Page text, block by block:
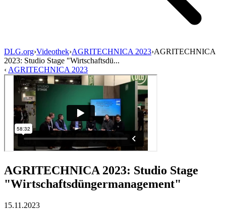
DLG.org›Videothek›AGRITECHNICA 2023›AGRITECHNICA
2023: Studio Stage "Wirtschaftsdü...
‹ AGRITECHNICA 2023
AGRITECHNICA 2023: Studio Stage
"Wirtschaftsdüngermanagement"
15.11.2023